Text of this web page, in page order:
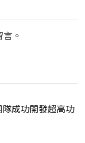
。
成功開發超高功